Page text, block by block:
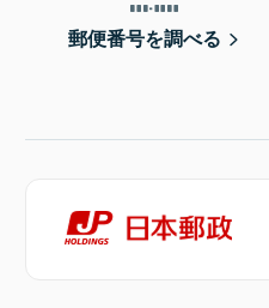
郵便番号を調べる